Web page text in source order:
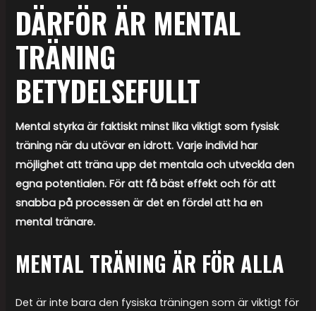
DÄRFÖR ÄR MENTAL
TRÄNING
BETYDELSEFULLT
Mental styrka är faktiskt minst lika viktigt som fysisk
träning när du utövar en idrott. Varje individ har
möjlighet att träna upp det mentala och utveckla den
egna potentialen. För att få bäst effekt och för att
snabba på processen är det en fördel att ha en
mental tränare.
MENTAL TRÄNING ÄR FÖR ALLA
Det är inte bara den fysiska träningen som är viktigt för